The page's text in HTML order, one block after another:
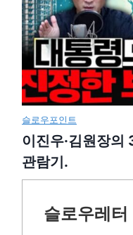
슬로우포인트
이진우·김원장의
관람기.
슬로우레